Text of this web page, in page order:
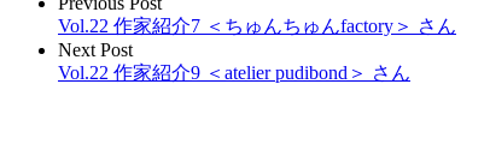
Vol.22 作家紹介7 ＜ちゅんちゅんfactory＞ さん
Next Post
Vol.22 作家紹介9 ＜atelier pudibond＞ さん